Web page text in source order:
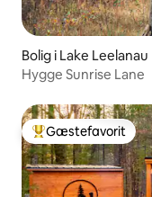
Bolig i Lake Leelanau
Hygge Sunrise Lane
Bedste
Gæstefavorit